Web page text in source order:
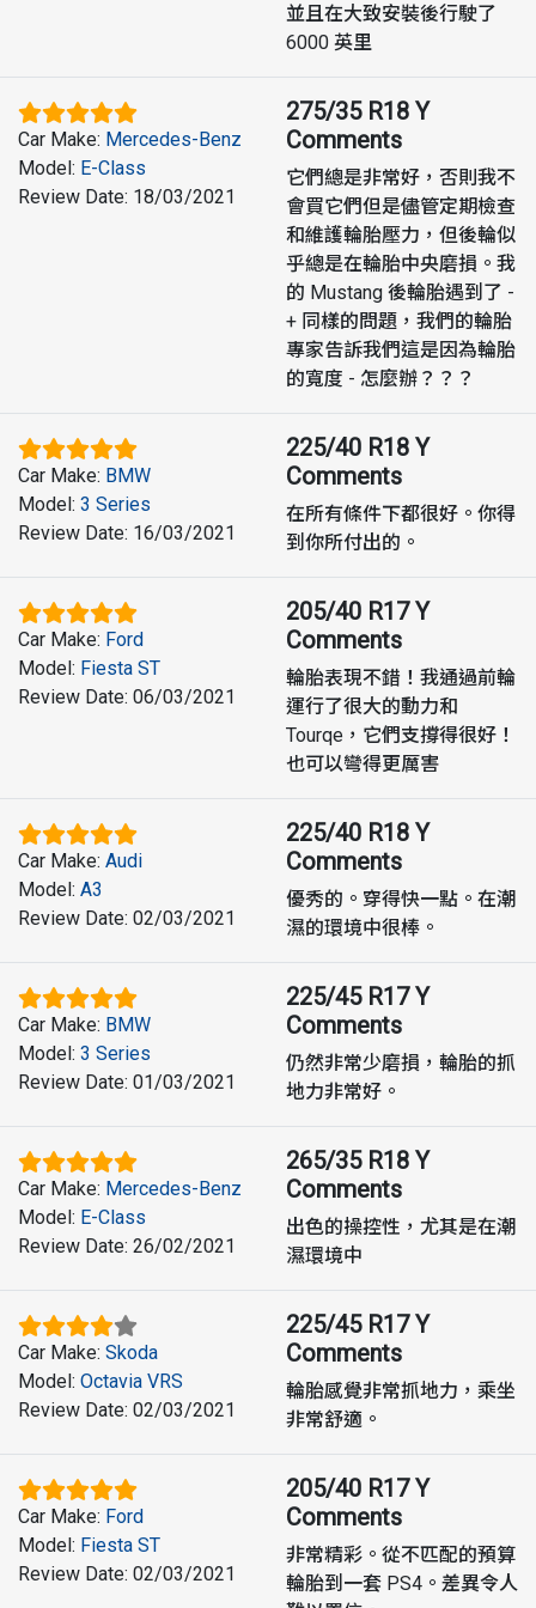
並且在大致安裝後行駛了
6000 英里
Car Make: Mercedes-Benz
Model: E-Class
Review Date: 18/03/2021
275/35 R18 Y
Comments
它們總是非常好，否則我不
會買它們但是儘管定期檢查
和維護輪胎壓力，但後輪似
乎總是在輪胎中央磨損。我
的 Mustang 後輪胎遇到了 -
+ 同樣的問題，我們的輪胎
專家告訴我們這是因為輪胎
的寬度 - 怎麼辦？？？
Car Make: BMW
Model: 3 Series
Review Date: 16/03/2021
225/40 R18 Y
Comments
在所有條件下都很好。你得
到你所付出的。
Car Make: Ford
Model: Fiesta ST
Review Date: 06/03/2021
205/40 R17 Y
Comments
輪胎表現不錯！我通過前輪
運行了很大的動力和
Tourqe，它們支撐得很好！
也可以彎得更厲害
Car Make: Audi
Model: A3
Review Date: 02/03/2021
225/40 R18 Y
Comments
優秀的。穿得快一點。在潮
濕的環境中很棒。
Car Make: BMW
Model: 3 Series
Review Date: 01/03/2021
225/45 R17 Y
Comments
仍然非常少磨損，輪胎的抓
地力非常好。
Car Make: Mercedes-Benz
Model: E-Class
Review Date: 26/02/2021
265/35 R18 Y
Comments
出色的操控性，尤其是在潮
濕環境中
Car Make: Skoda
Model: Octavia VRS
Review Date: 02/03/2021
225/45 R17 Y
Comments
輪胎感覺非常抓地力，乘坐
非常舒適。
Car Make: Ford
Model: Fiesta ST
Review Date: 02/03/2021
205/40 R17 Y
Comments
非常精彩。從不匹配的預算
輪胎到一套 PS4。差異令人